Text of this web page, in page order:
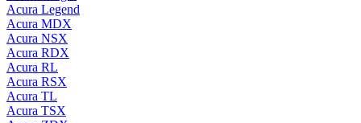
Acura Legend
Acura MDX
Acura NSX
Acura RDX
Acura RL
Acura RSX
Acura TL
Acura TSX